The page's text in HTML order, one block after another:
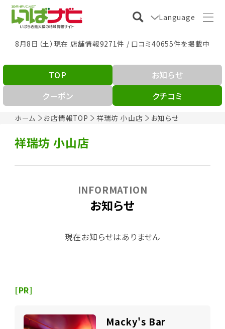
Language
8月8日（土）現在 店舗情報9271件 / 口コミ40655件を掲載中
ホーム お店情報TOP 祥瑞坊 小山店 お知らせ
TOP
お知らせ
クーポン
クチコミ
祥瑞坊 小山店
お知らせ
INFORMATION
現在お知らせはありません
[PR]
Macky's Bar